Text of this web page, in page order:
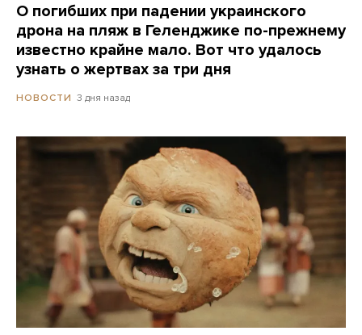
О погибших при падении украинского
дрона на пляж в Геленджике по-прежнему
известно крайне мало. Вот что удалось
узнать о жертвах за три дня
НОВОСТИ 3 дня назад